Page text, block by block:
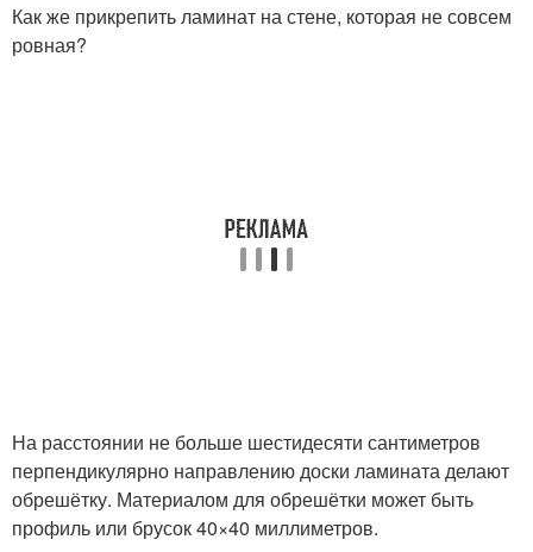
Как же прикрепить ламинат на стене, которая не совсем
ровная?
На расстоянии не больше шестидесяти сантиметров
перпендикулярно направлению доски ламината делают
обрешётку. Материалом для обрешётки может быть
профиль или брусок 40×40 миллиметров.